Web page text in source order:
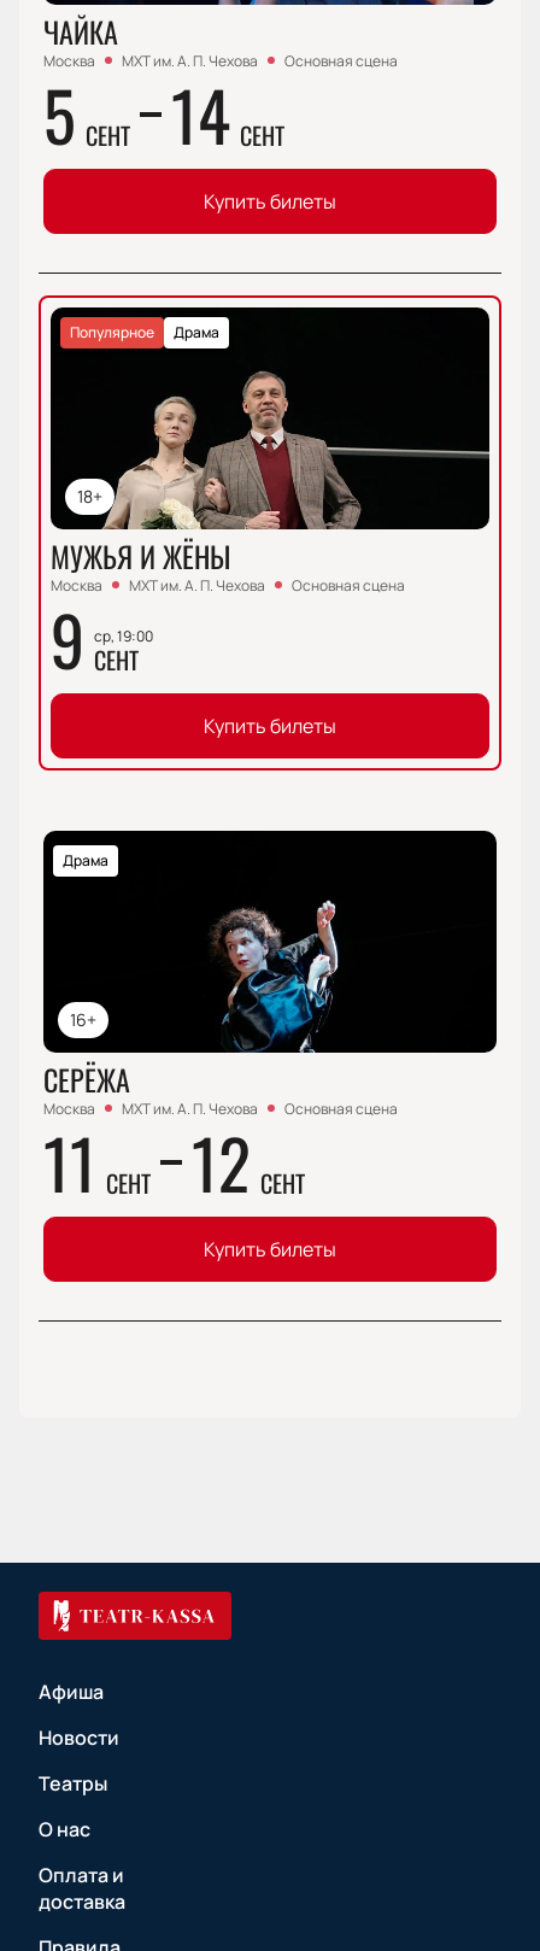
ЧАЙКА
Москва МХТ им. А. П. Чехова Основная сцена
5 СЕНТ 14 СЕНТ
Купить билеты
18+
Драма
Популярное
МУЖЬЯ И ЖЁНЫ
Москва МХТ им. А. П. Чехова Основная сцена
9 ср, 19:00
СЕНТ
Купить билеты
16+
Драма
СЕРЁЖА
Москва МХТ им. А. П. Чехова Основная сцена
11 СЕНТ 12 СЕНТ
Купить билеты
Афиша
Новости
Театры
О нас
Оплата и
доставка